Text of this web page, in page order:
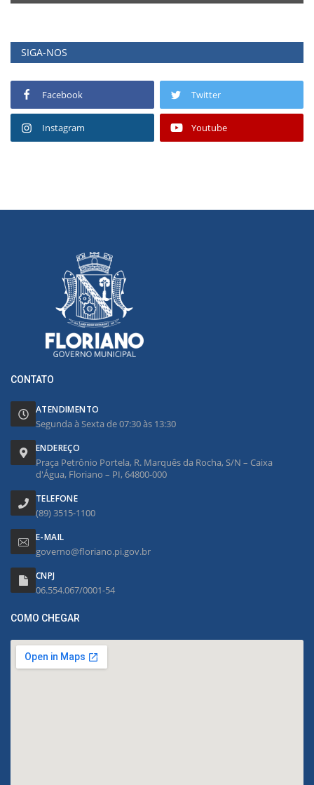
SIGA-NOS
Facebook Twitter
Instagram Youtube
CONTATO
ATENDIMENTO
Segunda à Sexta de 07:30 às 13:30
ENDEREÇO
Praça Petrônio Portela, R. Marquês da Rocha, S/N – Caixa
d'Água, Floriano – PI, 64800-000
TELEFONE
(89) 3515-1100
E-MAIL
governo@floriano.pi.gov.br
CNPJ
06.554.067/0001-54
COMO CHEGAR